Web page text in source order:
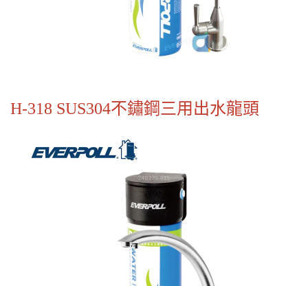
H-318 SUS304不鏽鋼三用出水龍頭